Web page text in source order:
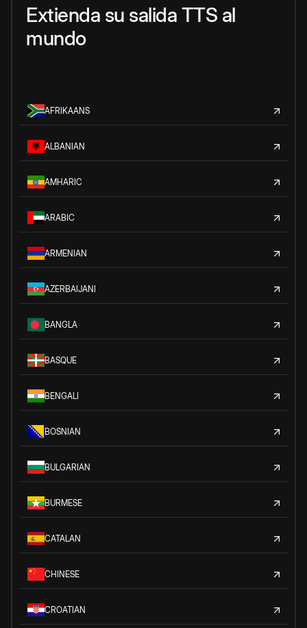
Extienda su salida TTS al
mundo
AFRIKAANS
ALBANIAN
AMHARIC
ARABIC
ARMENIAN
AZERBAIJANI
BANGLA
BASQUE
BENGALI
BOSNIAN
BULGARIAN
BURMESE
CATALAN
CHINESE
CROATIAN